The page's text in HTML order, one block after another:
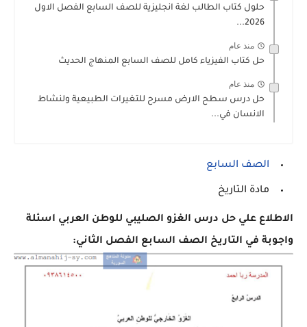
حلول كتاب الطالب لغة انجليزية للصف السابع الفصل الاول
2026...
منذ عام
حل كتاب الفيزياء كامل للصف السابع المنهاج الحديث
منذ عام
حل درس سطح الارض مسرح للتغيرات الطبيعية ولنشاط
الانسان في...
الصف السابع
مادة التاريخ
الاطلاع علي حل درس الغزو الصليبي للوطن العربي اسئلة
واجوبة في التاريخ الصف السابع الفصل الثاني: